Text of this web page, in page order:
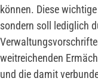
können. Diese
sondern soll lediglich
weitreichenden
und die damit